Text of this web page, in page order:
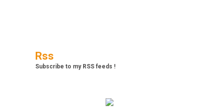
Rss
Subscribe to my RSS feeds !